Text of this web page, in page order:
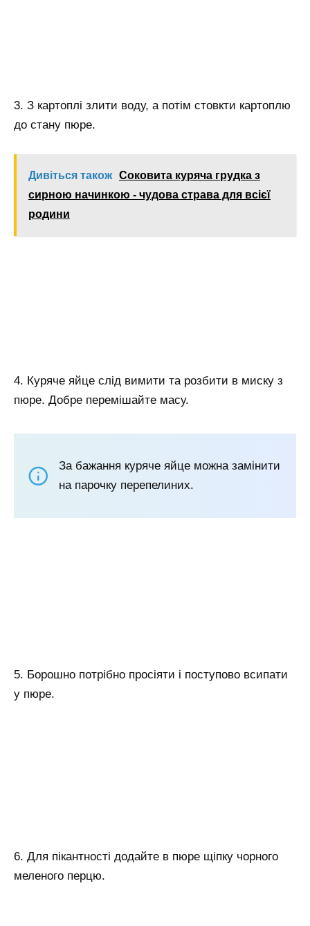
3. З картоплі злити воду, а потім стовкти картоплю
до стану пюре.
Дивіться також Соковита куряча грудка з
сирною начинкою - чудова страва для всієї
родини
4. Куряче яйце слід вимити та розбити в миску з
пюре. Добре перемішайте масу.
За бажання куряче яйце можна замінити
на парочку перепелиних.
5. Борошно потрібно просіяти і поступово всипати
у пюре.
6. Для пікантності додайте в пюре щіпку чорного
меленого перцю.